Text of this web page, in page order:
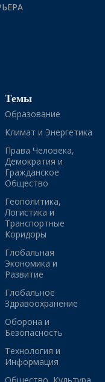
Темы
Образование
Климат и Энергетика
Права Человека,
Демократия и
Гражданское
Общество
Геополитика,
Логистика и
Транспортные
Коридоры
Глобальная
Экономика и
Развитие
Глобальное
Здравоохранение
Оборона и
Безопасность
Технология и
Информация
Общество, Культура